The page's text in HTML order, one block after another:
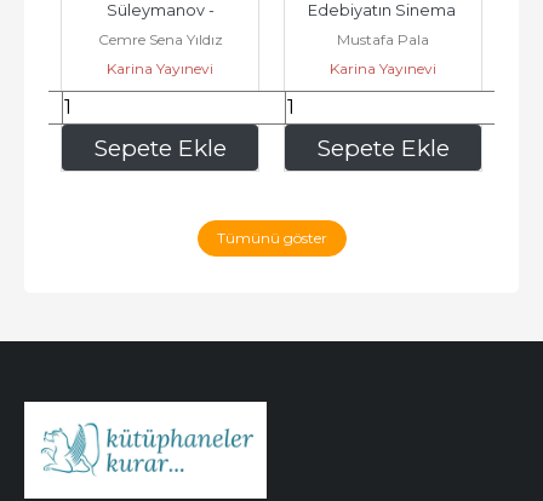
Sepete Ekle
Süleymanov -
Cemre Sena Yıldız
Karina Yayınevi
210,00 Sepete Ekle
Edebiyatın Sinema
Hâli -
Mustafa Pala
Karina Yayınevi
300,00
Tümünü göster